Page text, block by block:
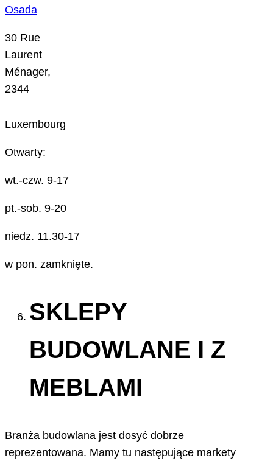
Osada
30 Rue
Laurent
Ménager,
2344
Luxembourg
Otwarty:
wt.-czw. 9-17
pt.-sob. 9-20
niedz. 11.30-17
w pon. zamknięte.
SKLEPY
BUDOWLANE I Z
MEBLAMI
Branża budowlana jest dosyć dobrze
reprezentowana. Mamy tu następujące markety